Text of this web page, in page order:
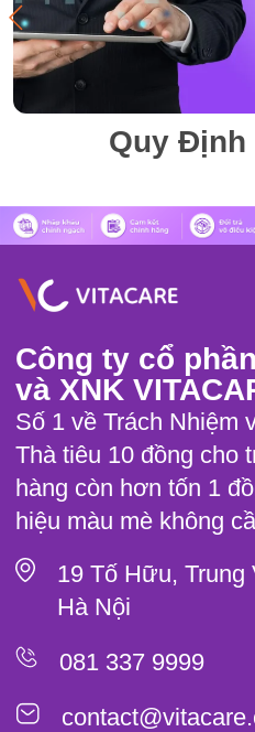
Quy Định
Công ty cổ
và XNK
Số 1 về Trách Nhiệm
Thà tiêu 10 đồng cho
hàng còn hơn tốn 1
hiệu màu mè không
19 Tố Hữu,
Hà Nội
081 337 9999